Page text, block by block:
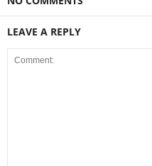
LEAVE A REPLY